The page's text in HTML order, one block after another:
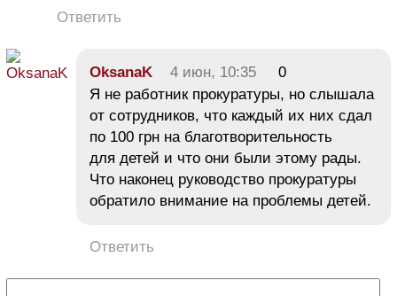
Ответить
OksanaK 4 июн, 10:35
0
Я не работник прокуратуры, но слышала
от сотрудников, что каждый их них сдал
по 100 грн на благотворительность
для детей и что они были этому рады.
Что наконец руководство прокуратуры
обратило внимание на проблемы детей.
Ответить